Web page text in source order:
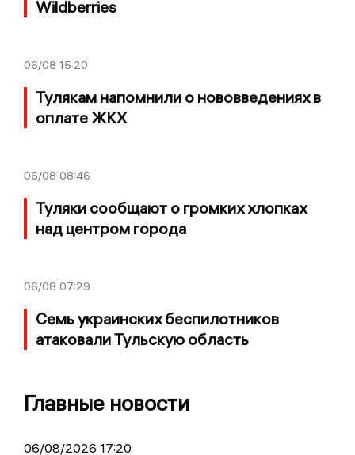
Wildberries
06/08 15:20
Тулякам напомнили о нововведениях в
оплате ЖКХ
06/08 08:46
Туляки сообщают о громких хлопках
над центром города
06/08 07:29
Семь украинских беспилотников
атаковали Тульскую область
Главные новости
06/08/2026 17:20